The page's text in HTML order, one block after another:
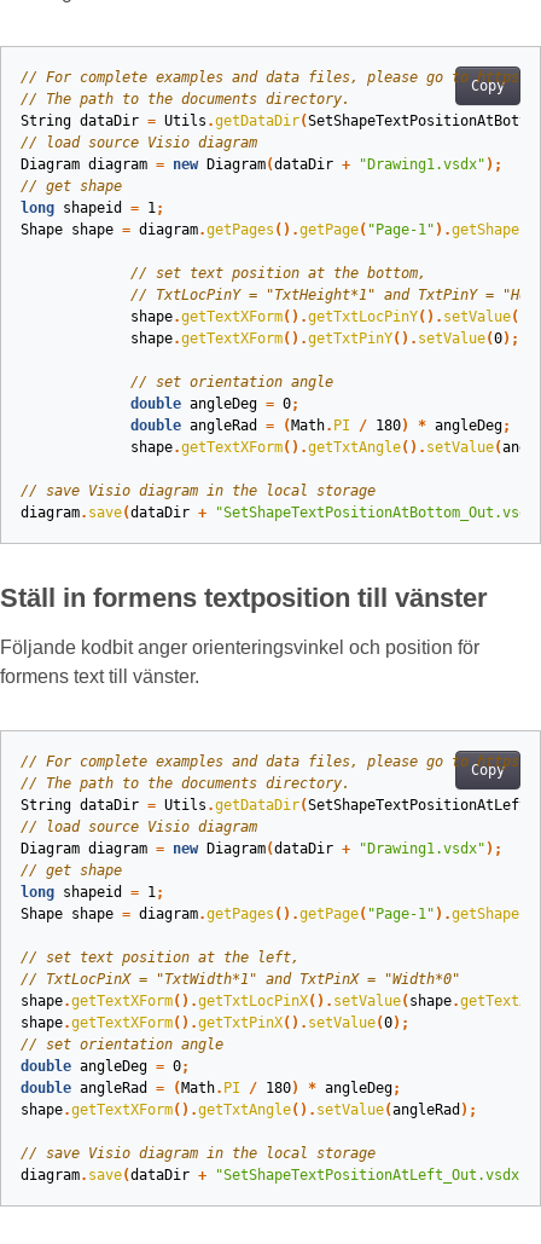
Copy
// For complete examples and data files, please go to https://
// The path to the documents directory.
String dataDir = Utils .getDataDir(
// load source Visio diagram
Diagram diagram = new Diagram(dataDir + "Drawing1.vsdx" );
// get shape
long shapeid = 1;
Shape shape = diagram.getPages ().getPage( "Page-1" ).getShapes
// set text position at the bottom,
// TxtLocPinY = "TxtHeight*1" and TxtPinY =
shape.getTextXForm().getTxtLocPinY(). setValue(
shape.getTextXForm().getTxtPinY(). setValue(0);
// set orientation angle
double angleDeg = 0;
double angleRad = ( Math. PI / 180) * angleDeg;
shape.getTextXForm().getTxtAngle(). setValue(
// save Visio diagram in the local storage
diagram. save(dataDir +
Ställ in formens textposition till vänster
Följande kodbit anger orienteringsvinkel och position för
formens text till vänster.
Copy
// For complete examples and data files, please go to https://
// The path to the documents directory.
String dataDir = Utils .getDataDir(SetShapeTextPositionAtLeft
// load source Visio diagram
Diagram diagram = new Diagram(dataDir + "Drawing1.vsdx" );
// get shape
long shapeid = 1;
Shape shape = diagram.getPages ().getPage( "Page-1" ).getShapes
// set text position at the left,
// TxtLocPinX = "TxtWidth*1" and TxtPinX = "Width*0"
shape.getTextXForm().getTxtLocPinX(). setValue( shape.
shape.getTextXForm().getTxtPinX(). setValue(0);
// set orientation angle
double angleDeg = 0;
double angleRad = ( Math. PI / 180) * angleDeg;
shape.getTextXForm().getTxtAngle(). setValue(angleRad );
// save Visio diagram in the local storage
diagram. save(dataDir + "SetShapeTextPositionAtLeft_Out.vsdx"